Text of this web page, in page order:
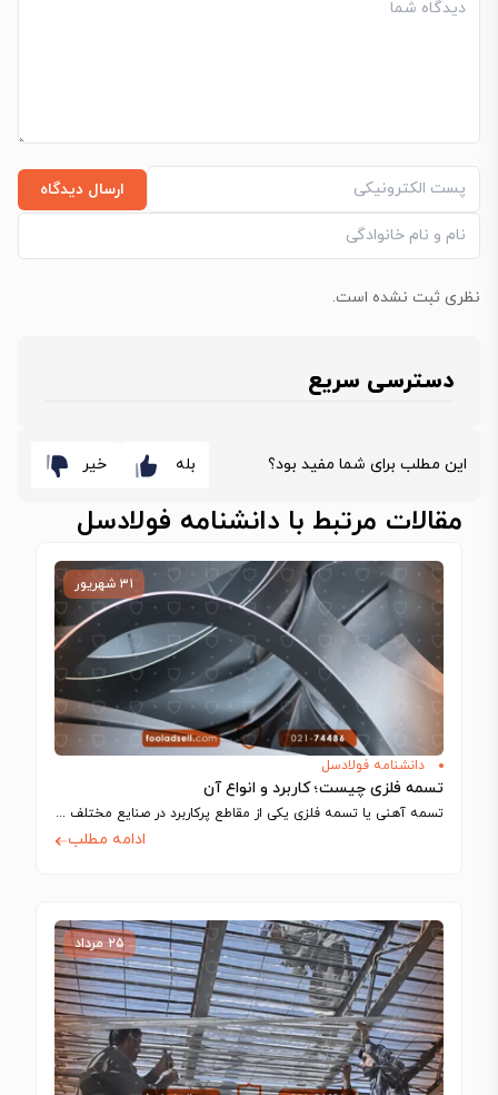
ارسال دیدگاه
نظری ثبت نشده است.
دسترسی سریع
این مطلب برای شما مفید بود؟ بله خیر
مقالات مرتبط با دانشنامه فولادسل
۳۱ شهریور
دانشنامه فولادسل
تسمه فلزی چیست؛ کاربرد و انواع آن
تسمه آهنی یا تسمه فلزی یکی از مقاطع پرکاربرد در صنایع مختلف مانند ساخت…
ادامه مطلب
۲۵ مرداد